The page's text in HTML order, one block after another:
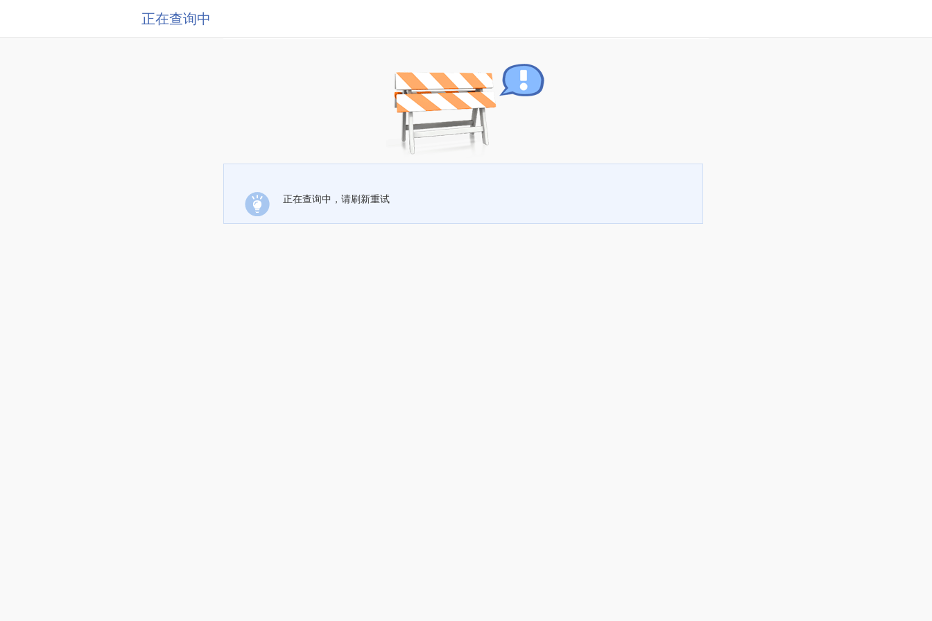
正在查询中
正在查询中，请刷新重试